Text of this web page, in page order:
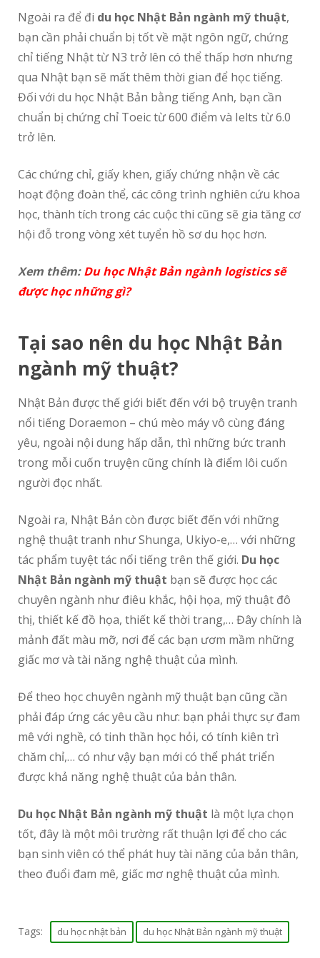
Ngoài ra để đi du học Nhật Bản ngành mỹ thuật,
bạn cần phải chuẩn bị tốt về mặt ngôn ngữ, chứng
chỉ tiếng Nhật từ N3 trở lên có thể thấp hơn nhưng
qua Nhật bạn sẽ mất thêm thời gian để học tiếng.
Đối với du học Nhật Bản bằng tiếng Anh, bạn cần
chuẩn bị chứng chỉ Toeic từ 600 điểm và Ielts từ 6.0
trở lên.
Các chứng chỉ, giấy khen, giấy chứng nhận về các
hoạt động đoàn thể, các công trình nghiên cứu khoa
học, thành tích trong các cuộc thi cũng sẽ gia tăng cơ
hội đỗ trong vòng xét tuyển hồ sơ du học hơn.
Xem thêm:Du học Nhật Bản ngành logistics sẽ
được học những gì?
Tại sao nên du học Nhật Bản
ngành mỹ thuật?
Nhật Bản được thế giới biết đến với bộ truyện tranh
nổi tiếng Doraemon – chú mèo máy vô cùng đáng
yêu, ngoài nội dung hấp dẫn, thì những bức tranh
trong mỗi cuốn truyện cũng chính là điểm lôi cuốn
người đọc nhất.
Ngoài ra, Nhật Bản còn được biết đến với những
nghệ thuật tranh như Shunga, Ukiyo-e,… với những
tác phẩm tuyệt tác nổi tiếng trên thế giới. Du học
Nhật Bản ngành mỹ thuật bạn sẽ được học các
chuyên ngành như điêu khắc, hội họa, mỹ thuật đô
thị, thiết kế đồ họa, thiết kế thời trang,… Đây chính là
mảnh đất màu mỡ, nơi để các bạn ươm mầm những
giấc mơ và tài năng nghệ thuật của mình.
Để theo học chuyên ngành mỹ thuật bạn cũng cần
phải đáp ứng các yêu cầu như: bạn phải thực sự đam
mê với nghề, có tinh thần học hỏi, có tính kiên trì
chăm chỉ,… có như vậy bạn mới có thể phát triển
được khả năng nghệ thuật của bản thân.
Du học Nhật Bản ngành mỹ thuật là một lựa chọn
tốt, đây là một môi trường rất thuận lợi để cho các
bạn sinh viên có thể phát huy tài năng của bản thân,
theo đuổi đam mê, giấc mơ nghệ thuật của mình.
Tags: du học nhật bản du học Nhật Bản ngành mỹ thuật